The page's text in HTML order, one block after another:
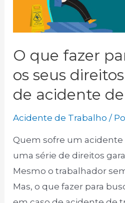
Burnout.
O que fazer
os seus
de acidente
Acidente de Trabalho /
Quem sofre um
uma série de direitos
Mesmo o trabalhador
Mas, o que fazer para